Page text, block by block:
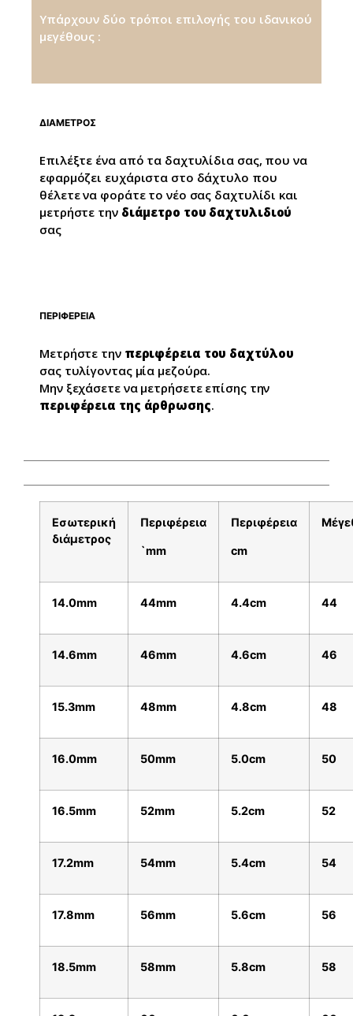
Υπάρχουν δύο τρόποι επιλογής του ιδανικού
μεγέθους :
ΔΙΑΜΕΤΡΟΣ
Επιλέξτε ένα από τα δαχτυλίδια σας, που να
εφαρμόζει ευχάριστα στο δάχτυλο που
θέλετε να φοράτε το νέο σας δαχτυλίδι και
μετρήστε την διάμετρο του δαχτυλιδιού
σας
ΠΕΡΙΦΕΡΕΙΑ
Μετρήστε την περιφέρεια του δαχτύλου
σας τυλίγοντας μία μεζούρα.
Μην ξεχάσετε να μετρήσετε επίσης την
περιφέρεια της άρθρωσης.
Εσωτερική
διάμετρος
Περιφέρεια
`mm
Περιφέρεια
cm
14.0mm 44mm 4.4cm 44
14.6mm 46mm 4.6cm 46
15.3mm 48mm 4.8cm 48
16.0mm 50mm 5.0cm 50
16.5mm 52mm 5.2cm 52
17.2mm 54mm 5.4cm 54
17.8mm 56mm 5.6cm 56
18.5mm 58mm 5.8cm 58